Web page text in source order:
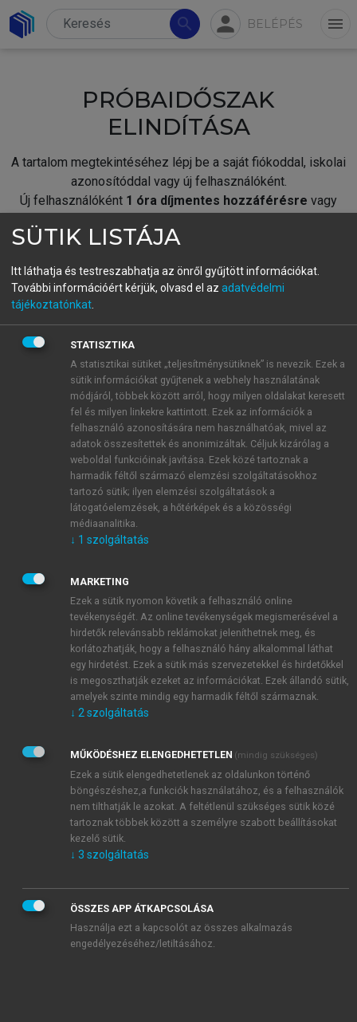
search person BELÉPÉS menu
PRÓBAIDŐSZAK
ELINDÍTÁSA
A tartalom megtekintéséhez lépj be a saját fiókoddal, iskolai
azonosítóddal vagy új felhasználóként.
Új felhasználóként 1 óra díjmentes hozzáférésre vagy
fiókoddal,vagy hozz létre új fiókot.
A regisztráció után apróbaidőszakautomatikusan
BELÉPÉS SAJÁT FIÓKKAL
ÚJ FIÓK LÉTREHOZÁSA
1 óra díjmentes hozzáférés
E-MAIL-CÍM
JELSZÓ
JELSZÓ ÚJRA
Kérek értesítést a MeRSZ újdonságairól, akcióiról.
Kérek értesítést az Akadémiai Kiadó Zrt. újdonságairól,
Adatkezelési tájékoztatóbanfoglaltakat tudomásul
veszem és elfogadom.
Általános vásárlási feltételeket, valamint a szotar.netés a
mersz.huoldalak licencszerződéseiben foglaltakat
tudomásul veszem és elfogadom.
KIPRÓBÁLOM
SÜTIK LISTÁJA
Itt láthatja és testreszabhatja az önről gyűjtött információkat.
További információért kérjük, olvasd el az adatvédelmi
tájékoztatónkat
STATISZTIKA
A statisztikai sütiket „teljesítménysütiknek” is nevezik. Ezek a
sütik információkat gyűjtenek a webhely használatának
módjáról, többek között arról, hogy milyen oldalakat keresett
fel és milyen linkekre kattintott. Ezek az információk a
felhasználó azonosítására nem használhatóak, mivel az
adatok összesítettek és anonimizáltak. Céljuk kizárólag a
weboldal funkcióinak javítása. Ezek közé tartoznak a
harmadik féltől származó elemzési szolgáltatásokhoz
tartozó sütik; ilyen elemzési szolgáltatások a
látogatóelemzések, a hőtérképek és a közösségi
médiaanalitika.
↓ 1 szolgáltatás
MARKETING
Ezek a sütik nyomon követik a felhasználó online
tevékenységét. Az online tevékenységek megismerésével a
hirdetők relevánsabb reklámokat jeleníthetnek meg, és
korlátozhatják, hogy a felhasználó hány alkalommal láthat
egy hirdetést. Ezek a sütik más szervezetekkel és hirdetőkkel
is megoszthatják ezeket az információkat. Ezek állandó sütik,
amelyek szinte mindig egy harmadik féltől származnak.
↓ 2 szolgáltatás
MŰKÖDÉSHEZ ELENGEDHETETLEN (mindig szükséges)
Ezek a sütik elengedhetetlenek az oldalunkon történő
böngészéshez,a funkciók használatához, és a felhasználók
nem tilthatják le azokat. A feltétlenül szükséges sütik közé
tartoznak többek között a személyre szabott beállításokat
kezelő sütik.
↓ 3 szolgáltatás
ÖSSZES APP ÁTKAPCSOLÁSA
Használja ezt a kapcsolót az összes alkalmazás
engedélyezéséhez/letiltásához.